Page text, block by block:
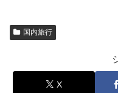
国内旅行
X